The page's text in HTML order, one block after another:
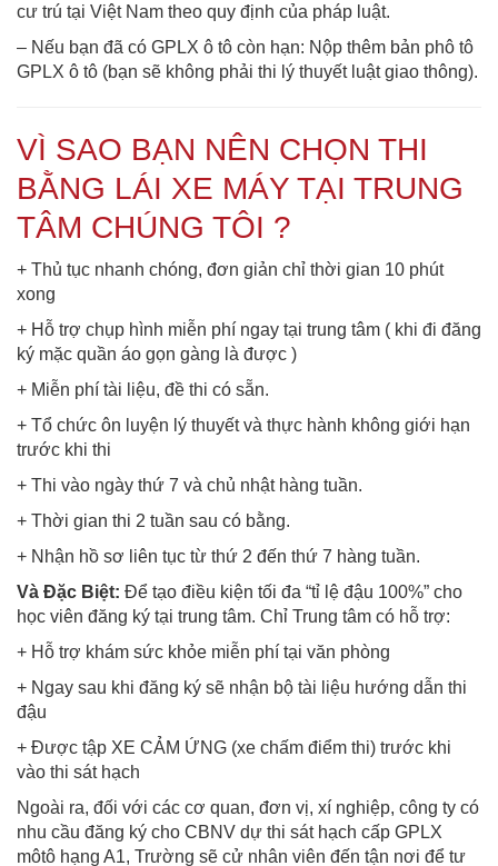
cư trú tại Việt Nam theo quy định của pháp luật.
– Nếu bạn đã có GPLX ô tô còn hạn: Nộp thêm bản phô tô
GPLX ô tô (bạn sẽ không phải thi lý thuyết luật giao thông).
VÌ SAO BẠN NÊN CHỌN THI
BẰNG LÁI XE MÁY TẠI TRUNG
TÂM CHÚNG TÔI ?
+ Thủ tục nhanh chóng, đơn giản chỉ thời gian 10 phút
xong
+ Hỗ trợ chụp hình miễn phí ngay tại trung tâm ( khi đi đăng
ký mặc quần áo gọn gàng là được )
+ Miễn phí tài liệu, đề thi có sẵn.
+ Tổ chức ôn luyện lý thuyết và thực hành không giới hạn
trước khi thi
+ Thi vào ngày thứ 7 và chủ nhật hàng tuần.
+ Thời gian thi 2 tuần sau có bằng.
+ Nhận hồ sơ liên tục từ thứ 2 đến thứ 7 hàng tuần.
Và Đặc Biệt: Để tạo điều kiện tối đa “tỉ lệ đậu 100%” cho
học viên đăng ký tại trung tâm. Chỉ Trung tâm có hỗ trợ:
+ Hỗ trợ khám sức khỏe miễn phí tại văn phòng
+ Ngay sau khi đăng ký sẽ nhận bộ tài liệu hướng dẫn thi
đậu
+ Được tập XE CẢM ỨNG (xe chấm điểm thi) trước khi
vào thi sát hạch
Ngoài ra, đối với các cơ quan, đơn vị, xí nghiệp, công ty có
nhu cầu đăng ký cho CBNV dự thi sát hạch cấp GPLX
môtô hạng A1, Trường sẽ cử nhân viên đến tận nơi để tư